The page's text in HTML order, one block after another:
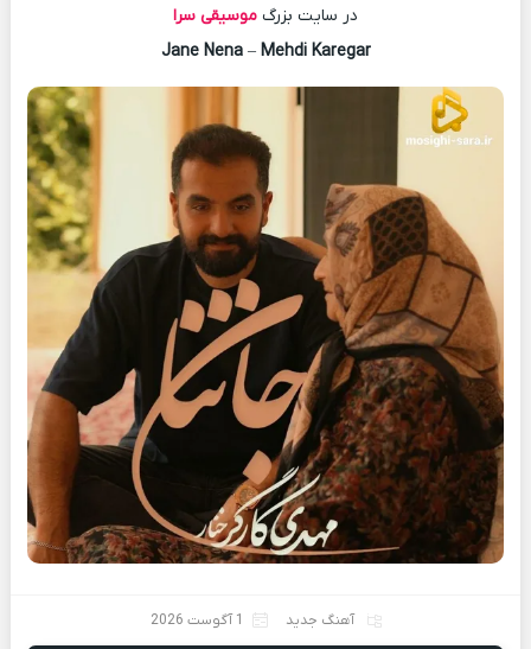
در سایت بزرگ موسیقی سرا
Jane Nena– Mehdi Karegar
آهنگ جدید 1 آگوست 2026